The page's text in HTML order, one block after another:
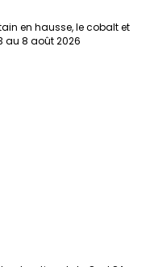
en hausse, le cobalt et
au 8 août 2026